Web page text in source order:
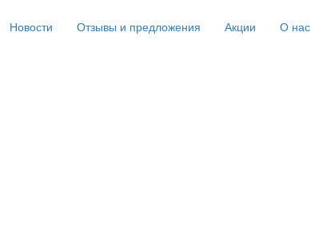
Новости Отзывы и предложения Акции О нас